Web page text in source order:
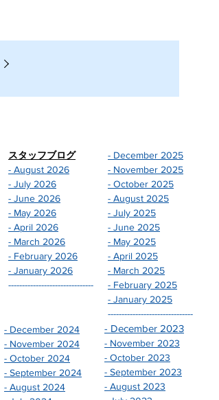
スタッフブログ
- August 2026
- July 2026
- June 2026
- May 2026
- April 2026
- March 2026
- February 2026
- January 2026
-------------------------------
- December 2024
- November 2024
- October 2024
- September 2024
- August 2024
- December 2025
- November 2025
- October 2025
- August 2025
- July 2025
- June 2025
- May 2025
- April 2025
- March 2025
- February 2025
- January 2025
-------------------------------
- December 2023
- November 2023
- October 2023
- September 2023
- August 2023